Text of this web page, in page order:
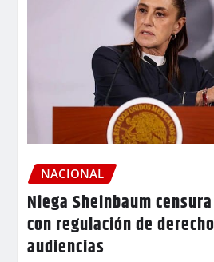
NACIONAL
Niega Sheinbaum
con regulación de
audiencias